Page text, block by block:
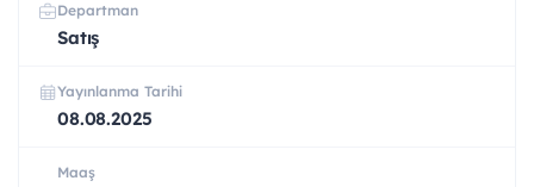
Departman
Satış
Yayınlanma Tarihi
08.08.2025
Maaş